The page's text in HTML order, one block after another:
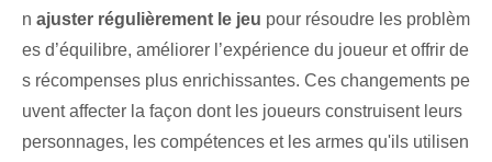
n ajuster régulièrement le jeu pour résoudre les problèm
es d’équilibre, améliorer l’expérience du joueur et offrir de
s récompenses plus enrichissantes. Ces changements pe
uvent affecter la façon dont les joueurs construisent leurs
personnages, les compétences et les armes qu'ils utilisen